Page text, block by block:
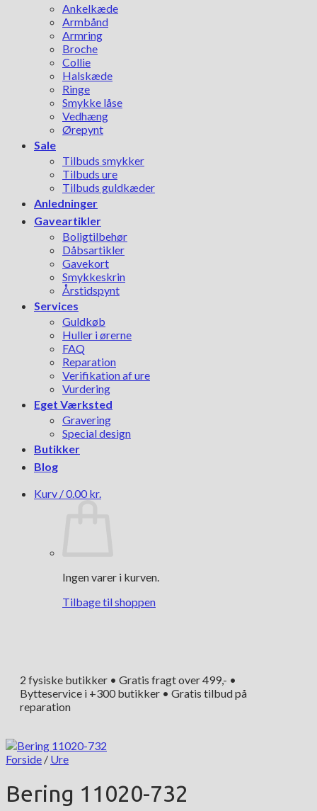
Ankelkæde
Armbånd
Armring
Broche
Collie
Halskæde
Ringe
Smykke låse
Vedhæng
Ørepynt
Sale
Tilbuds smykker
Tilbuds ure
Tilbuds guldkæder
Anledninger
Gaveartikler
Boligtilbehør
Dåbsartikler
Gavekort
Smykkeskrin
Årstidspynt
Services
Guldkøb
Huller i ørerne
FAQ
Reparation
Verifikation af ure
Vurdering
Eget Værksted
Gravering
Special design
Butikker
Blog
Kurv /0.00 kr.
Ingen varer i kurven.
Tilbage til shoppen
2 fysiske butikker • Gratis fragt over 499,- •
Bytteservice i +300 butikker • Gratis tilbud på
reparation
Forside / Ure
Bering 11020-732